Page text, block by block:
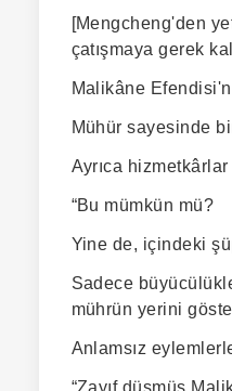
[Mengcheng'den
çatışmaya gerek
Malikâne
Mühür sayesinde
Ayrıca
“Bu mümkün mü?
Yine de, içindeki
Sadece
mührün yerini
Anlamsız
“Zayıf düşmüş